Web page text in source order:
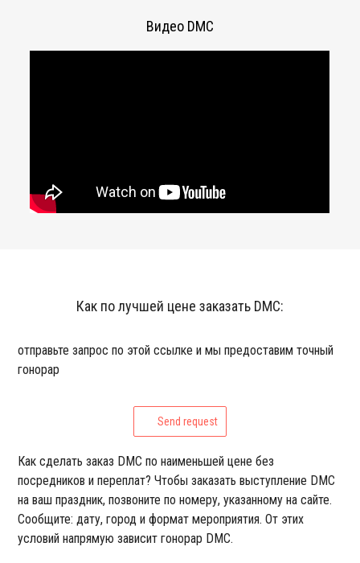
Видео DMC
Как по лучшей цене заказать DMC:
отправьте запрос по этой ссылке и мы предоставим точный
гонорар
Send request
Как сделать заказ DMC по наименьшей цене без
посредников и переплат? Чтобы заказать выступление DMC
на ваш праздник, позвоните по номеру, указанному на сайте.
Сообщите: дату, город и формат мероприятия. От этих
условий напрямую зависит гонорар DMC.